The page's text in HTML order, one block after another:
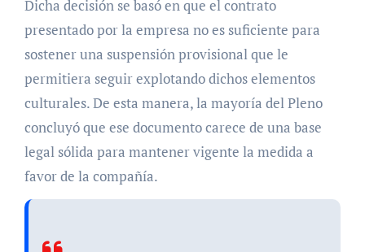
Dicha decisión se basó en que el contrato
presentado por la empresa no es suficiente para
sostener una suspensión provisional que le
permitiera seguir explotando dichos elementos
culturales. De esta manera, la mayoría del Pleno
concluyó que ese documento carece de una base
legal sólida para mantener vigente la medida a
favor de la compañía.